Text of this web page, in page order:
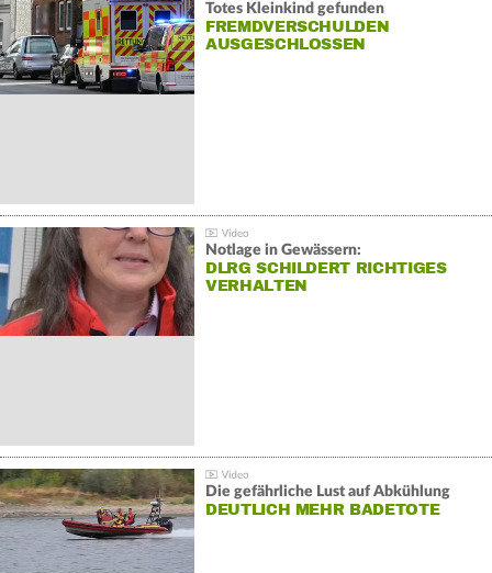
Totes Kleinkind gefunden
FREMDVERSCHULDEN
AUSGESCHLOSSEN
Notlage in Gewässern:
DLRG SCHILDERT RICHTIGES
VERHALTEN
Die gefährliche Lust auf Abkühlung
DEUTLICH MEHR BADETOTE